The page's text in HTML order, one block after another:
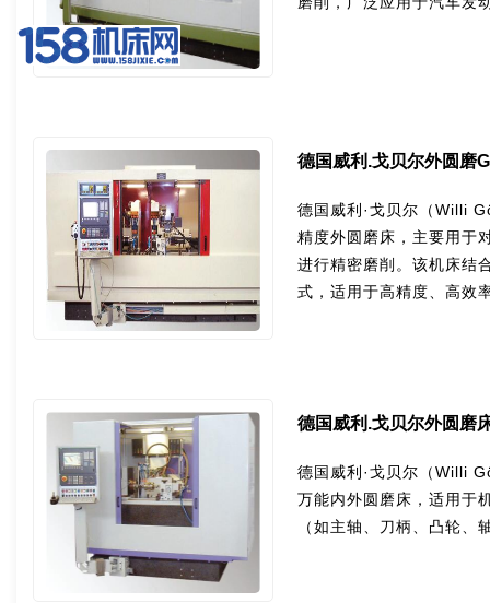
德国威利.戈贝尔外圆磨
德国威利·戈贝尔（Willi
精度外圆磨床，主要用于
进行精密磨削。该机床结
式，适用于高精度、高效
德国威利.戈贝尔外圆磨
德国威利·戈贝尔（Willi
万能内外圆磨床，适用于
（如主轴、刀柄、凸轮、